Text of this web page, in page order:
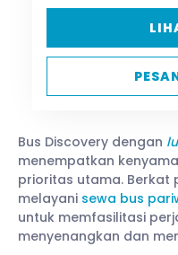
Bus Discovery dengan
menempatkan
prioritas utama. Berkat
melayani sewa bus
untuk memfasilitasi
menyenangkan dan